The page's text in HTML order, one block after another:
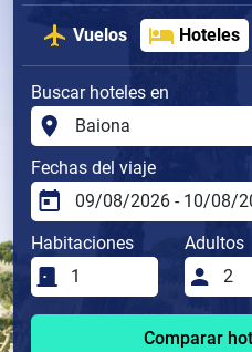
Vuelos Hoteles
Buscar hoteles en
Fechas del viaje
Habitaciones Adultos
Comparar